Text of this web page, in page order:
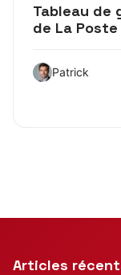
Tableau de
de La
Patrick
Articles